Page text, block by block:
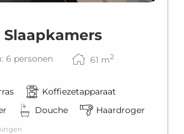
Slaapkamers
6 personen 61 m2
Koffiezetapparaat
Douche Haardroger